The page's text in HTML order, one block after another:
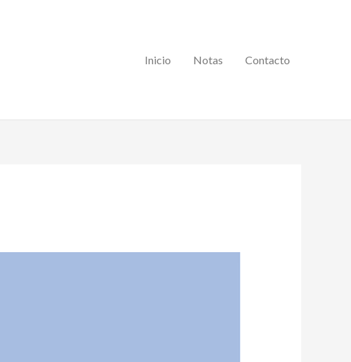
Inicio Notas Contacto